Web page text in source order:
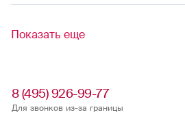
Показать еще
8 (495) 926-99-77
Для звонков из-за границы